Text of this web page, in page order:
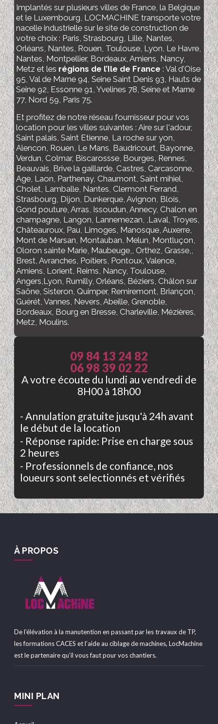
Implantés sur plusieurs villes de France, la Belgique
et le Luxembourg, LOCMACHINE transporte votre
nacelle industrielle sur le site de construction de
votre choix : Paris, Strasbourg, Lille, Nantes,
Orléans, Nantes, Rouen, Toulouse, Lyon, Le Havre,
Nantes, Montpellier, Bordeaux, Amiens, Nancy,
Metz et les régions de l’Ile de France : Val d'Oise
95, Val de Marne 94, Seine Saint Denis 93, Hauts de
Seine 92, Essonne 91, Yvelines 78, Seine et Marne
77, Nord 59, Paris 75.
Et profitez de notre réseau fournisseur pour vos
location pour les villes suivantes : Aire sur l'adour,
Saint palais, Saint Etienne, La roche sur yon,
Alencon, Rouen, Le Mans, Baudricourt, Bayonne,
Verdun, Colmar, Biscarossse, Bourges, Rennes,
Beauvais, Brive la gaillarde, Castres, Carcasonne,
Age, Laon, Parthenay, Chaumont, Saint mihiel,
Cholet, Lamballe, Nantes, Clermont Ferrand,
Strasbourg, Dijon, Dunkerque, Avignon, Blois,
Gond pouture, Arras, Issoudun, Annecy, Chalon en
champagne, Langon, Lannemezan, ,Laval, Troyes,
Châteauroux, Pau, Limoges, Manosque, Auxerre,
Mont de Marsan, Montauban, Melun, Montluçon,
Oloron sainte Marie, Maubeuge,, Orthez, Grasse,,
Brest, Avranches, Poitiers, Pontoux, Valence,
Amiens, Lorient, Reims, Nancy, Toulouse,
Angers,Lyon, Rumilly, Orléans, Béziers, Châlon sur
Saône, Sisteron, Quimper, Remiremont, Briançon,
Guérét, Vannes, Nevers, Abeille, Grenoble,
Bordeaux, Bourg en Bresse, Charleville, Mézières,
Metz, Moulins.
09 84 13 24 82
06 98 39 02 22
A votre écoute du lundi au vendredi de
8H00 à 18h00
- Annulation gratuite jusqu'à 24h avant
le début de la location
- Réponse rapide: Prise en charge sous
2 heures
- Professionnels de confiance, nos
loueurs sont selectionnés et vérifiés
À PROPOS
De l’élévation à la manutention en passant par les travaux de TP,
les formations CACES et l’aide au ciblage de machines, LocMachine
est le partenaire qu’il vous faut pour vos chantiers.
MINI PLAN